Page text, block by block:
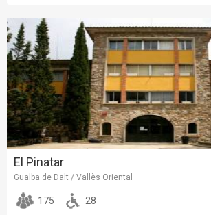
El Pinatar
Gualba de Dalt / Vallès Oriental
175 28